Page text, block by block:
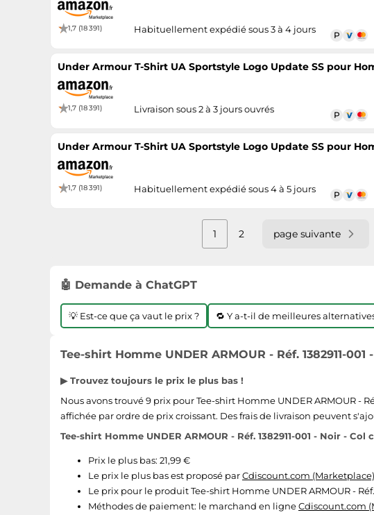
1,7 (18 391) Habituellement expédié sous 3 à 4 jours
Under Armour T-Shirt UA Sportstyle Logo Update SS pour
1,7 (18 391) Livraison sous 2 à 3 jours ouvrés
Under Armour T-Shirt UA Sportstyle Logo Update SS pour
1,7 (18 391) Habituellement expédié sous 4 à 5 jours
1 2 page suivante
🤖 Demande à ChatGPT
💡 Est-ce que ça vaut le prix ? 🔁 Y a-t-il de meilleures
Tee-shirt Homme UNDER ARMOUR - Réf. 1382911-
▶ Trouvez toujours le prix le plus bas !
Nous avons trouvé 9 prix pour Tee-shirt Homme UNDER ARMOUR -
affichée par ordre de prix croissant. Des frais de livraison peuvent
Tee-shirt Homme UNDER ARMOUR - Réf. 1382911-001 - Noir -
Prix le plus bas: 21,99 €
Le prix le plus bas est proposé parCdiscount.com (Marketplace)
Le prix pour le produit Tee-shirt Homme UNDER ARMOUR -
Méthodes de paiement: le marchand en ligneCdiscount.com